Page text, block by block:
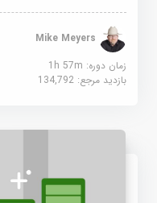
Mike Meyers
زمان دوره: 1h 57m
بازدید مرجع:134,792